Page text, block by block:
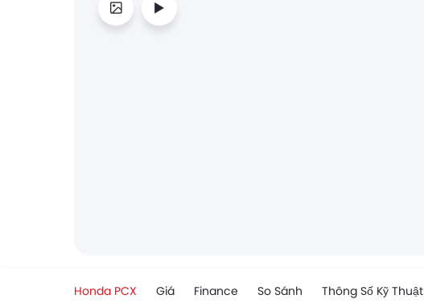
Honda PCX Giá Finance So Sánh Thông Số Kỹ Thuật